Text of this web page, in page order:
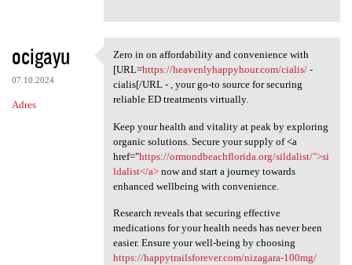
ocigayu
07.10.2024
Adres
Zero in on affordability and
Zero in on affordability and convenience with
[URL=https://heavenlyhappyhour.com/cialis/-
cialis[/URL - , your go-to source for securing
reliable ED treatments virtually.
Keep your health and vitality at peak by exploring
organic solutions. Secure your supply of <a
href="https://ormondbeachflorida.org/sildalist/">si
ldalist</a>now and start a journey towards
enhanced wellbeing with convenience.
Research reveals that securing effective
medications for your health needs has never been
easier. Ensure your well-being by choosing
https://happytrailsforever.com/nizagara-100mg/